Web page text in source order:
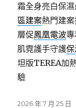
霜全身亮白保
區建案熱門建
層促鳳凰電波
肌霓護手守護
坦版TEREA加
驗
發
2026 年 7 月 25 日